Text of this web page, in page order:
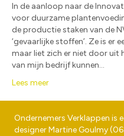
In de aanloop naar de
voor duurzame
de productie staken van de
‘gevaarlijke stoffen’. Ze is er
maar liet zich er niet door uit
van mijn bedrijf kunnen…
Lees meer
Ondernemers Verklappen is
designerMartine Goulmy(